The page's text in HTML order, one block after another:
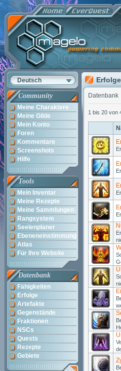
Deutsch
Community
Meine Charaktere
Meine Gilde
Mein Konto
Foren
Kommentare
Screenshots
Hilfe
Tools
Mein Inventar
Meine Rezepte
Meine Sammlungen
Rangsystem
Seelenplaner
Ebeneneinstimmung
Atlas
Für Ihre Website
Datenbank
Fähigkeiten
Erfolge
Artefakte
Gegenstände
Fraktionen
NSCs
Quests
Rezepte
Gebiete
Erfolge
Datenbank
1 bis 20 von